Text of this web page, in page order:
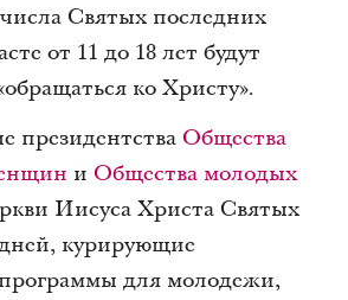
Святых последних
от 11 до 18 лет будут
ко Христу».
президентства Общества
и Общества молодых
Иисуса Христа Святых
курирующие
для молодежи,